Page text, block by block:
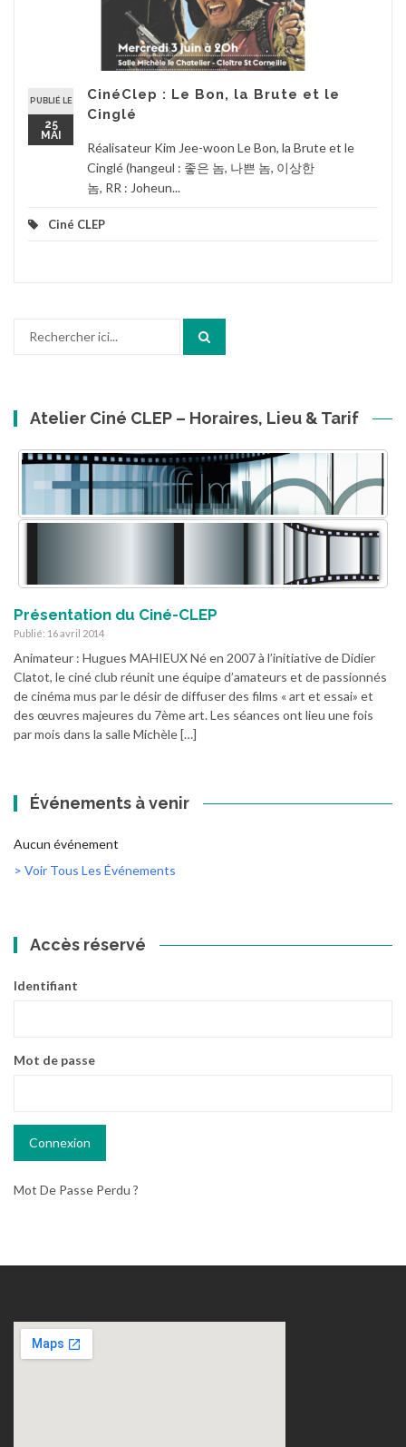
PUBLIÉ LE
25
MAI
CinéClep : Le Bon, la Brute et le
Cinglé
Réalisateur Kim Jee-woon Le Bon, la Brute et le
Cinglé (hangeul : 좋은 놈, 나쁜 놈, 이상한
놈, RR : Joheun...
Ciné CLEP
Atelier Ciné CLEP – Horaires, Lieu & Tarif
Présentation du Ciné-CLEP
Publié: 16 avril 2014
Animateur : Hugues MAHIEUX Né en 2007 à l’initiative de Didier
Clatot, le ciné club réunit une équipe d’amateurs et de passionnés
de cinéma mus par le désir de diffuser des films « art et essai» et
des œuvres majeures du 7ème art. Les séances ont lieu une fois
par mois dans la salle Michèle […]
Événements à venir
Aucun événement
> Voir Tous Les Événements
Accès réservé
Identifiant
Mot de passe
Mot De Passe Perdu ?